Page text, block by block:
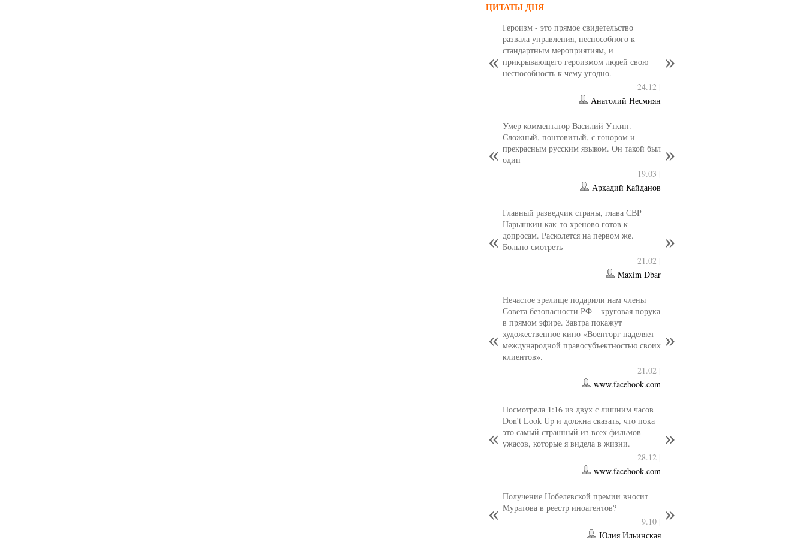
ЦИТАТЫ ДНЯ
Героизм - это прямое свидетельство
развала управления, неспособного к
стандартным мероприятиям, и
прикрывающего героизмом людей свою
неспособность к чему угодно.
24.12 |
Анатолий Несмиян
Умер комментатор Василий Уткин.
Сложный, понтовитый, с гонором и
прекрасным русским языком. Он такой был
один
19.03 |
Аркадий Кайданов
Главный разведчик страны, глава СВР
Нарышкин как-то хреново готов к
допросам. Расколется на первом же.
Больно смотреть
21.02 |
Maxim Dbar
Нечастое зрелище подарили нам члены
Совета безопасности РФ – круговая порука
в прямом эфире. Завтра покажут
художественное кино «Военторг наделяет
международной правосубъектностью своих
клиентов».
21.02 |
www.facebook.com
Посмотрела 1:16 из двух с лишним часов
Don’t Look Up и должна сказать, что пока
это самый страшный из всех фильмов
ужасов, которые я видела в жизни.
28.12 |
www.facebook.com
Получение Нобелевской премии вносит
Муратова в реестр иноагентов?
9.10 |
Юлия Ильинская